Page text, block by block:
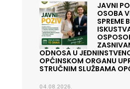
JAVNI
OSOBA
SPREME
ODNOSA U
OPĆINSKOM ORGANU
STRUČNIM SLUŽBAMA
04.08.2026.